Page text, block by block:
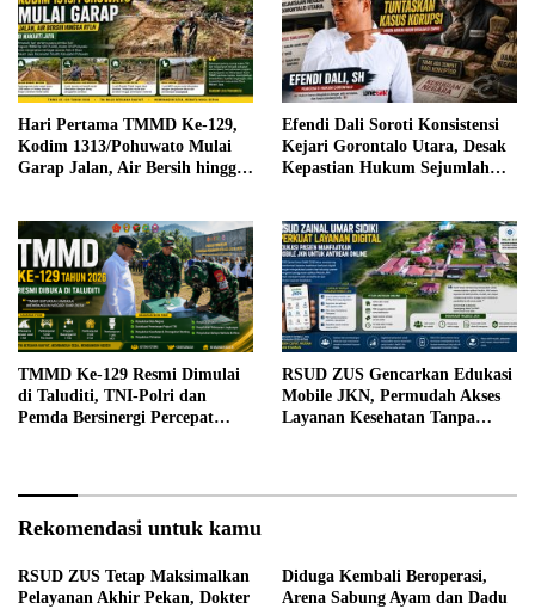
Hari Pertama TMMD Ke-129,
Kodim 1313/Pohuwato Mulai
Garap Jalan, Air Bersih hingga
Efendi Dali Soroti Konsistensi
Kejari Gorontalo Utara, Desak
Kepastian Hukum Sejumlah
TMMD Ke-129 Resmi Dimulai
di Taluditi, TNI-Polri dan
Pemda Bersinergi Percepat
RSUD ZUS Gencarkan Edukasi
Mobile JKN, Permudah Akses
Layanan Kesehatan Tanpa
Rekomendasi untuk kamu
RSUD ZUS Tetap Maksimalkan
Pelayanan Akhir Pekan, Dokter
Diduga Kembali Beroperasi,
Arena Sabung Ayam dan Dadu